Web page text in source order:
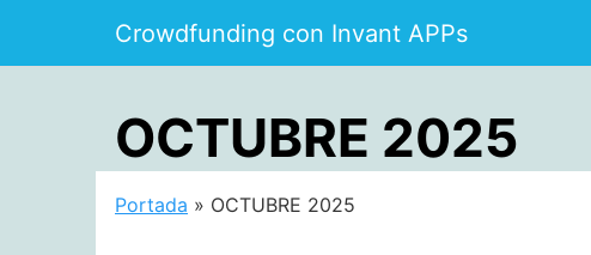
contenido
Crowdfunding con Invant APPs
OCTUBRE 2025
Portada » OCTUBRE 2025